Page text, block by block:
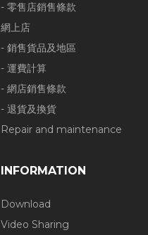
- 零售店銷售條款
網上店
- 銷售貨品及地區
- 運費計算
- 網店銷售條款
- 退貨及換貨
Repair and maintenance
INFORMATION
Download
Video Sharing